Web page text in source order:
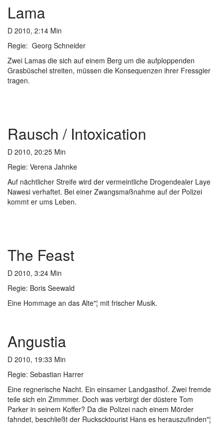
Lama
D 2010, 2:14 Min
Regie: Georg Schneider
Zwei Lamas die sich auf einem Berg um die aufploppenden
Grasbüschel streiten, müssen die Konsequenzen ihrer Fressgier
tragen.
Rausch / Intoxication
D 2010, 20:25 Min
Regie: Verena Jahnke
Auf nächtlicher Streife wird der vermeintliche Drogendealer Laye
Nawesi verhaftet. Bei einer Zwangsmaßnahme auf der Polizei
kommt er ums Leben.
The Feast
D 2010, 3:24 Min
Regie: Boris Seewald
Eine Hommage an das Alte"¦ mit frischer Musik.
Angustia
D 2010, 19:33 Min
Regie: Sebastian Harrer
Eine regnerische Nacht. Ein einsamer Landgasthof. Zwei fremde
teile sich ein Zimmmer. Doch was verbirgt der düstere Tom
Parker in seinem Koffer? Da die Polizei nach einem Mörder
fahndet, beschließt der Ruckscktourist Hans es herauszufinden"¦